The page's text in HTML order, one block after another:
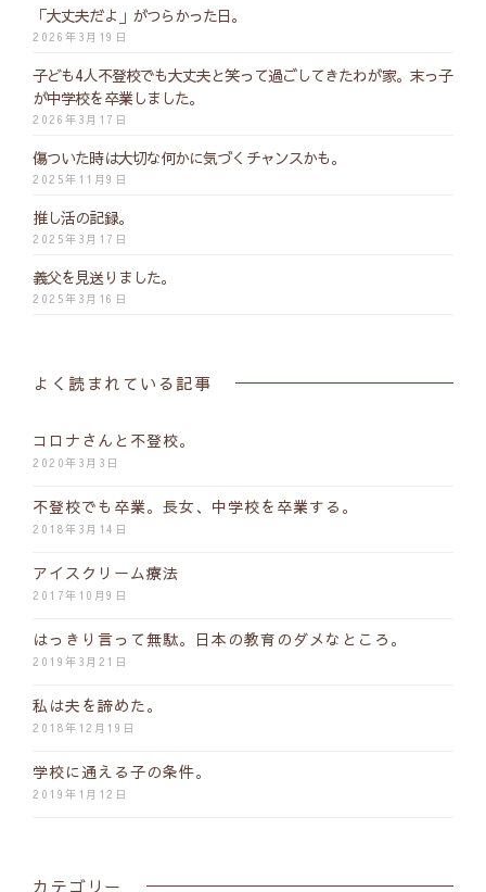
「大丈夫だよ」がつらかった日。
2026年3月19日
子ども4人不登校でも大丈夫と笑って過ごしてきたわが家。末っ子
が中学校を卒業しました。
2026年3月17日
傷ついた時は大切な何かに気づくチャンスかも。
2025年11月9日
推し活の記録。
2025年3月17日
義父を見送りました。
2025年3月16日
よく読まれている記事
コロナさんと不登校。
2020年3月3日
不登校でも卒業。長女、中学校を卒業する。
2018年3月14日
アイスクリーム療法
2017年10月9日
はっきり言って無駄。日本の教育のダメなところ。
2019年3月21日
私は夫を諦めた。
2018年12月19日
学校に通える子の条件。
2019年1月12日
カテゴリー